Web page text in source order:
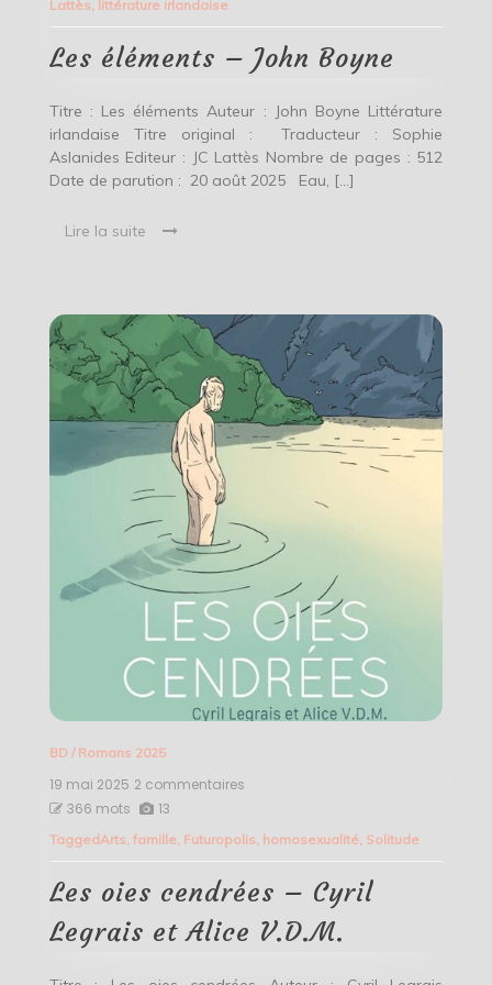
Lattès littérature irlandaise
Les éléments – John Boyne
Titre : Les éléments Auteur : John Boyne Littérature
irlandaise Titre original : Traducteur : Sophie
Aslanides Editeur : JC Lattès Nombre de pages : 512
Date de parution : 20 août 2025 Eau, […]
Lire la suite
BD/ Romans 2025
19 mai 2025 2 commentaires
cendrées
Cyril
Legrais
Alice
366 mots 13
TaggedArts, famille, Futuropolis, homosexualité, Solitude
Les oies cendrées – Cyril
Legrais et Alice V.D.M.